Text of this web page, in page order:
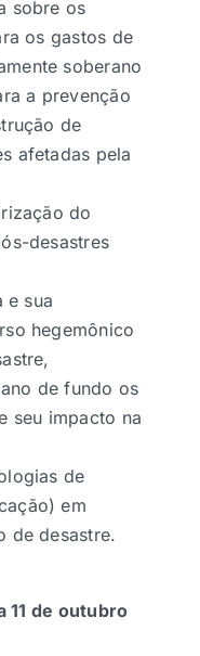
sobre os
os gastos de
soberano
a prevenção
de
afetadas pela
do
desastres
e sua
hegemônico
de fundo os
seu impacto na
de
em
de desastre.
11 de outubro